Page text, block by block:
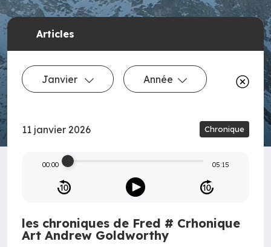
Articles
Janvier Année
11 janvier 2026 Chronique
00:00 05:15
les chroniques de Fred # Crhonique
Art Andrew Goldworthy